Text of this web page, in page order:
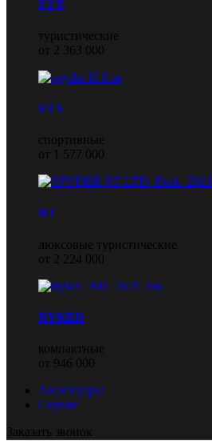
F3 T
туристические
от 2 363 000
F3 S
спортивные
от 1 577 000
RT
люксовые туристические
от 2 224 000
RYKER
компактные
от 946 000
Аксессуары
Сервис
Заказать звонок